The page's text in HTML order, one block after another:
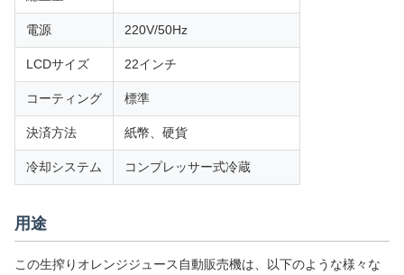
電源 220V/50Hz
LCDサイズ 22インチ
コーティング 標準
決済方法 紙幣、硬貨
冷却システム コンプレッサー式冷蔵
用途
この生搾りオレンジジュース自動販売機は、以下のような様々な